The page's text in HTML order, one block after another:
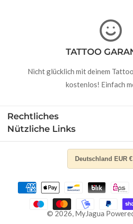
TATTOO
Nicht glücklich mit deinem
kostenlos! Einfach
Rechtliches
Nützliche Links
© 2026, MyJagua
Deutschland EUR €